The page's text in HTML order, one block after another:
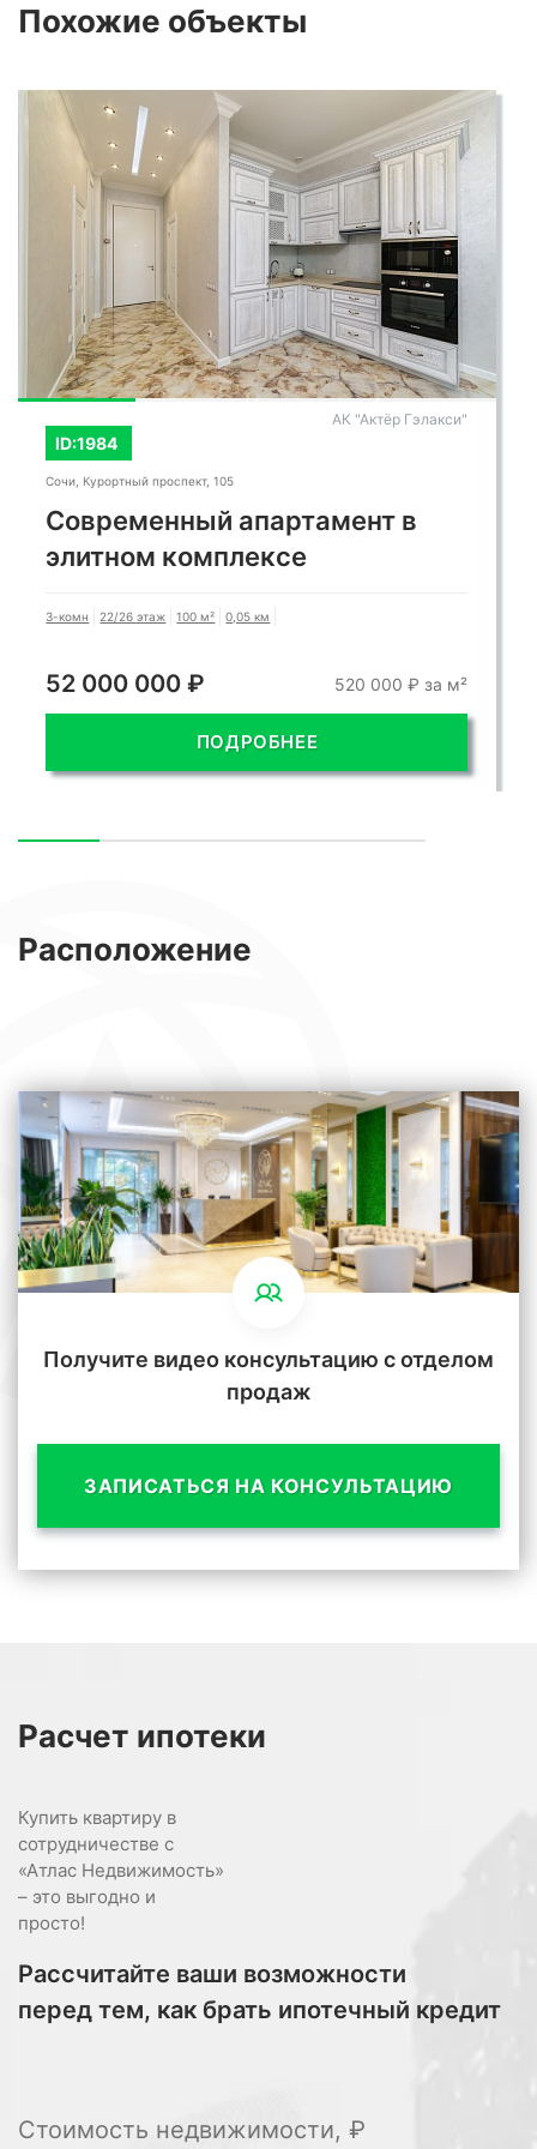
Похожие объекты
ID:1984
АК "Актёр Гэлакси"
Сочи, Курортный проспект, 105
Современный апартамент в
элитном комплексе
3-комн 22/26 этаж 100 м² 0,05 км
52 000 000 ₽ 520 000 ₽ за м²
ПОДРОБНЕЕ
Расположение
Получите видео консультацию с отделом
продаж
ЗАПИСАТЬСЯ НА КОНСУЛЬТАЦИЮ
Расчет ипотеки
Купить квартиру в
сотрудничестве с
«Атлас Недвижимость»
– это выгодно и
просто!
Рассчитайте ваши возможности
перед тем, как брать ипотечный кредит
Стоимость недвижимости, ₽